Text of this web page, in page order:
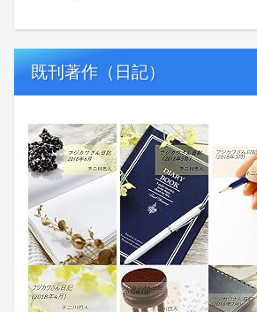
既刊著作（日記）